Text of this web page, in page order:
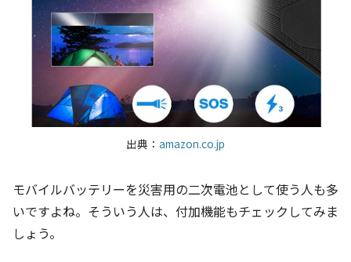
出典： amazon.co.jp
モバイルバッテリーを災害用の二次電池として使う人も多
いですよね。そういう人は、付加機能もチェックしてみま
しょう。